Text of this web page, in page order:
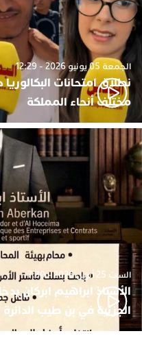
الجمعة 05 يونيو 2026 - 12:29
مختلف أنحاء المملكة
السبت 25 أبريل 2026 - 7:30
الأستاذ ابراهيم ابركان
الجزئية في بن طيب الدائرة